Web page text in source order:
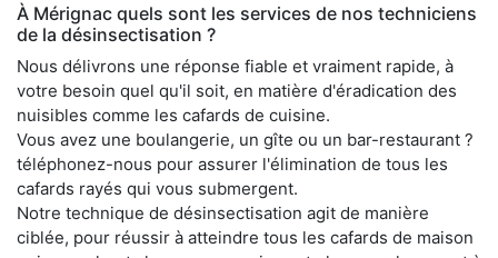
À Mérignac quels sont les services de nos techniciens
de la désinsectisation ?
Nous délivrons une réponse fiable et vraiment rapide, à
votre besoin quel qu'il soit, en matière d'éradication des
nuisibles comme les cafards de cuisine.
Vous avez une boulangerie, un gîte ou un bar-restaurant ?
téléphonez-nous pour assurer l'élimination de tous les
cafards rayés qui vous submergent.
Notre technique de désinsectisation agit de manière
ciblée, pour réussir à atteindre tous les cafards de maison